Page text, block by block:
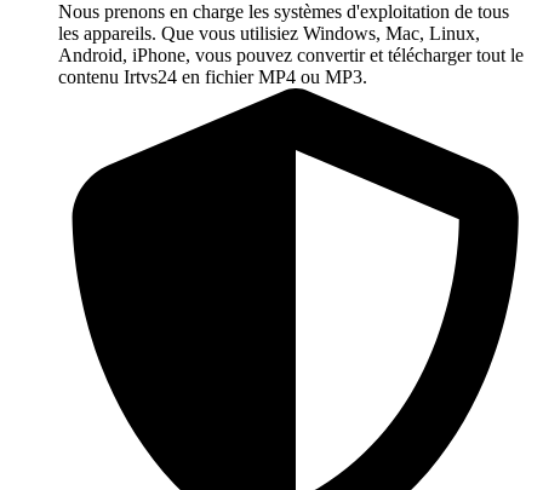
Nous prenons en charge les systèmes d'exploitation de tous
les appareils. Que vous utilisiez Windows, Mac, Linux,
Android, iPhone, vous pouvez convertir et télécharger tout le
contenu Irtvs24 en fichier MP4 ou MP3.